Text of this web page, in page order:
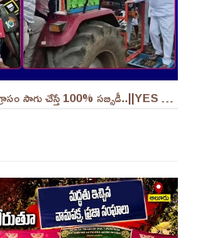
హరిత గోపాల పథకం ద్వారా పశుగ్రాసం సాగు చేస్తే 100% సబ్సిడీ..||YES 9TV